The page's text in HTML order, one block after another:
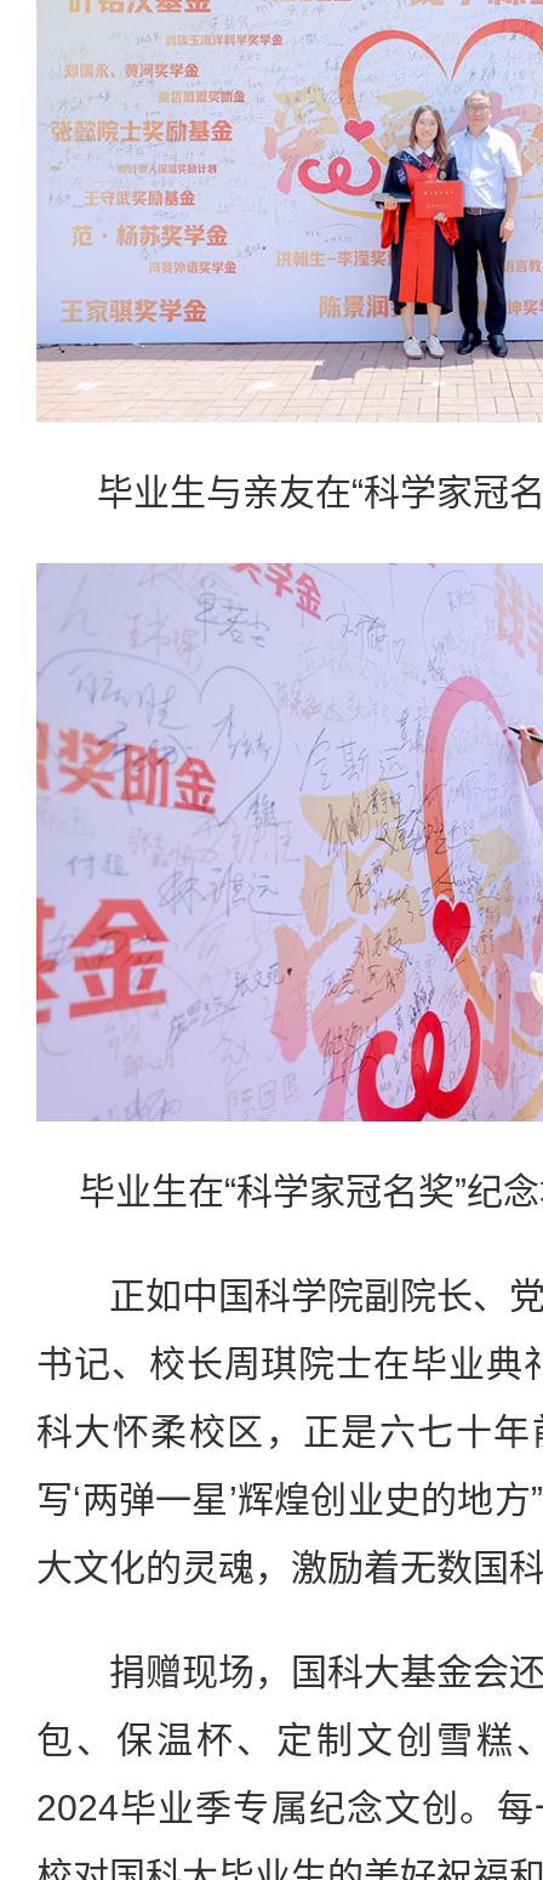
毕业生与亲友在“科学家冠
毕业生在“科学家冠名奖”纪
正如中国科学院副院长、党
书记、校长周琪院士在毕业典
科大怀柔校区，正是六七十
写‘两弹一星’辉煌创业史的地
大文化的灵魂，激励着无数国
捐赠现场，国科大基金会还
包、保温杯、定制文创雪糕
2024毕业季专属纪念文创。